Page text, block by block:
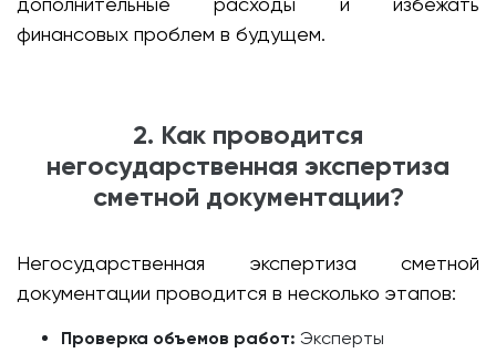
финансовых проблем в будущем.
2. Как проводится
негосударственная экспертиза
сметной документации?
Негосударственная экспертиза сметной
документации проводится в несколько этапов:
Проверка объемов работ: Эксперты